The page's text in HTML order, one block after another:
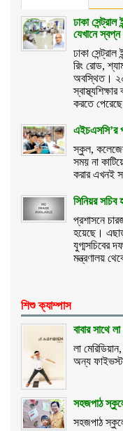
ঢাকা
যেখানে
ঢাকা
রিং রোড,
অবস্থিত।
করতে
এইচএসসি’র
স্কুল,
সময় না
করার এখনই
সিনিয়র সচিব
প্রশাসনে
হয়েছে।
যুগ্মসচিবের
মন্ত্রণালয়
শিশু ক্যাম্পাস
বাবার সাথে
লা
অন্য
সহজপাঠ
সহজপাঠ